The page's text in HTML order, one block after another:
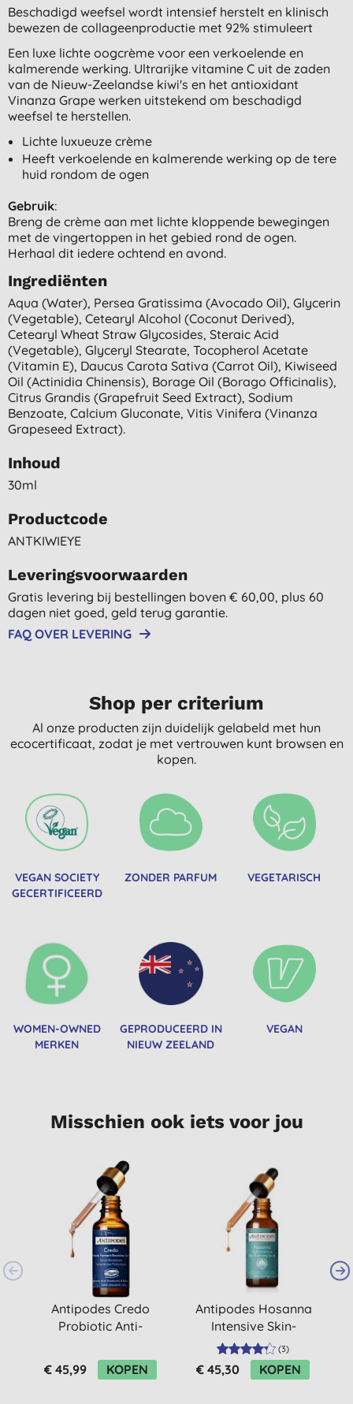
Beschadigd weefsel wordt intensief herstelt en klinisch
bewezen de collageenproductie met 92% stimuleert
Een luxe lichte oogcrème voor een verkoelende en
kalmerende werking. Ultrarijke vitamine C uit de zaden
van de Nieuw-Zeelandse kiwi's en het antioxidant
Vinanza Grape werken uitstekend om beschadigd
weefsel te herstellen.
Lichte luxueuze crème
Heeft verkoelende en kalmerende werking op de tere
huid rondom de ogen
Gebruik:
Breng de crème aan met lichte kloppende bewegingen
met de vingertoppen in het gebied rond de ogen.
Herhaal dit iedere ochtend en avond.
Ingrediënten
Aqua (water), Persea Gratissima (avocado Oil), Glycerin
(vegetable), Cetearyl Alcohol (coconut Derived),
Cetearyl Wheat Straw Glycosides, Steraic Acid
(vegetable), Glyceryl Stearate, Tocopherol Acetate
(vitamin E), Daucus Carota Sativa (carrot Oil), Kiwiseed
Oil (actinidia Chinensis), Borage Oil (borago Officinalis),
Citrus Grandis (grapefruit Seed Extract), Sodium
Benzoate, Calcium Gluconate, Vitis Vinifera (vinanza
Grapeseed Extract).
Inhoud
30ml
Productcode
ANTKIWIEYE
Leveringsvoorwaarden
Gratis levering bij bestellingen boven € 60,00, plus 60
dagen niet goed, geld terug garantie.
FAQ OVER LEVERING
Shop per criterium
Al onze producten zijn duidelijk gelabeld met hun
ecocertificaat, zodat je met vertrouwen kunt browsen en
kopen.
VEGAN SOCIETY
GECERTIFICEERD
ZONDER PARFUM VEGETARISCH
WOMEN-OWNED
MERKEN
GEPRODUCEERD IN
NIEUW ZEELAND
VEGAN
Misschien ook iets voor jou
Antipodes Credo
Probiotic Anti-
€ 45,99
KOPEN
Antipodes Hosanna
Intensive Skin-
Plumping Serum
(droge huid)
(3)
€ 45,30 KOPEN